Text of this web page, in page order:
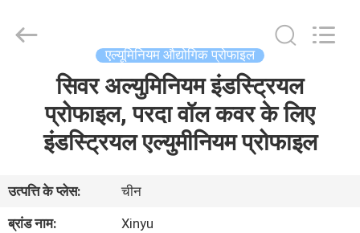
उत्पादों
वीआर
दिखाएँ
Rights
एल्यूमिनियम औद्योगिक प्रोफाइल
सिवर अल्युमिनियम इंडस्ट्रियल
प्रोफाइल, परदा वॉल कवर के लिए
इंडस्ट्रियल एल्युमीनियम प्रोफाइल
उत्पत्ति के प्लेस:
चीन
ब्रांड नाम:
Xinyu